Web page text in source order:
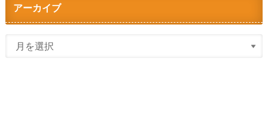
アーカイブ